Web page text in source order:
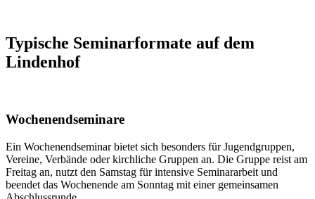
Typische Seminarformate auf dem
Lindenhof
Wochenendseminare
Ein Wochenendseminar bietet sich besonders für Jugendgruppen,
Vereine, Verbände oder kirchliche Gruppen an. Die Gruppe reist am
Freitag an, nutzt den Samstag für intensive Seminararbeit und
beendet das Wochenende am Sonntag mit einer gemeinsamen